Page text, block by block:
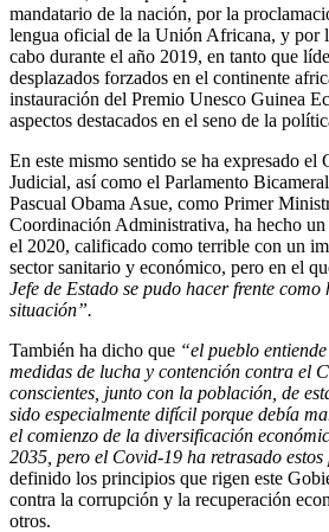
mandatario de la nación, por la
lengua oficial de la Unión Africana, y por
cabo durante el año 2019, en tanto que
desplazados forzados en el continente
instauración del Premio Unesco Guinea
aspectos destacados en el seno de la
En este mismo sentido se ha expresado el
Judicial, así como el Parlamento
Pascual Obama Asue, como Primer
Coordinación Administrativa, ha hecho
el 2020, calificado como terrible con un
sector sanitario y económico, pero en el
Jefe de Estado se pudo hacer frente como
situación”.
También ha dicho que “el pueblo
medidas de lucha y contención contra el
conscientes, junto con la población, de
sido especialmente difícil porque debía
el comienzo de la diversificación
2035, pero el Covid-19 ha retrasado estos
definido los principios que rigen este
contra la corrupción y la recuperación
otros.